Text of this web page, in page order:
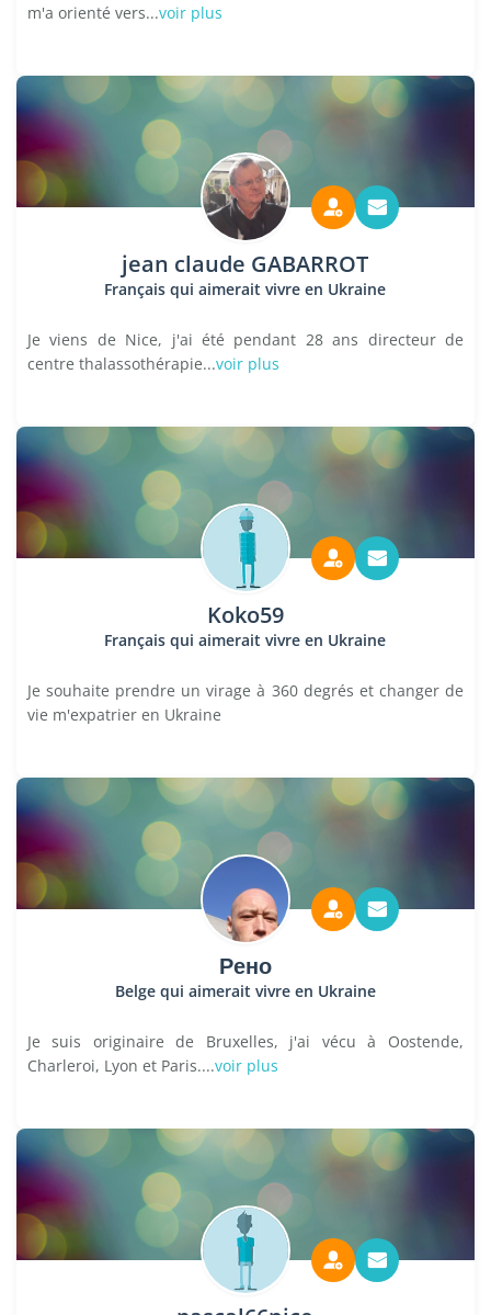
m'a orienté vers...voir plus
jean claude GABARROT
Français qui aimerait vivre en Ukraine
Je viens de Nice, j'ai été pendant 28 ans directeur de
centre thalassothérapie...voir plus
Koko59
Français qui aimerait vivre en Ukraine
Je souhaite prendre un virage à 360 degrés et changer de
vie m'expatrier en Ukraine
Рено
Belge qui aimerait vivre en Ukraine
Je suis originaire de Bruxelles, j'ai vécu à Oostende,
Charleroi, Lyon et Paris....voir plus